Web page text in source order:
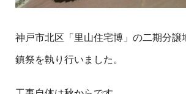
神戸市北区「里山住宅博」の二期分譲
鎮祭を執り行いました。